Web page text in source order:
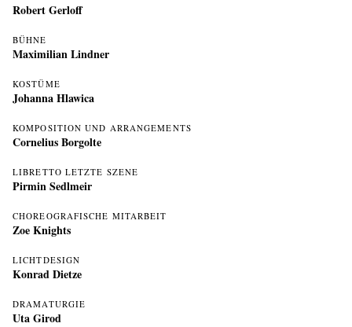
Robert Gerloff
BÜHNE
Maximilian Lindner
KOSTÜME
Johanna Hlawica
KOMPOSITION UND ARRANGEMENTS
Cornelius Borgolte
LIBRETTO LETZTE SZENE
Pirmin Sedlmeir
CHOREOGRAFISCHE MITARBEIT
Zoe Knights
LICHTDESIGN
Konrad Dietze
DRAMATURGIE
Uta Girod